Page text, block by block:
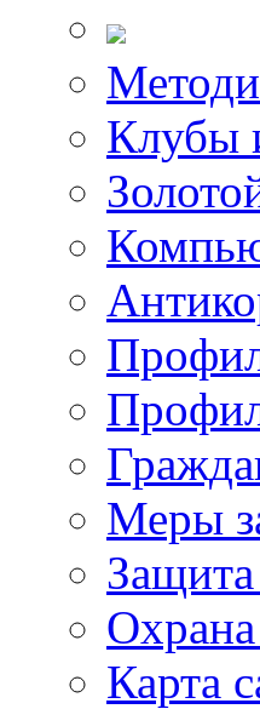
Клубы
Меры
Карта